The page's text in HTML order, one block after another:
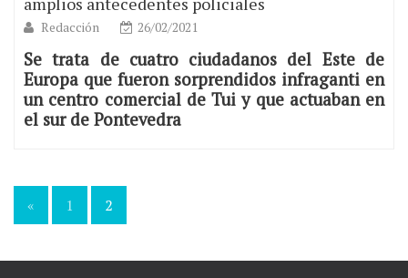
Redacción 26/02/2021
Se trata de cuatro ciudadanos del Este de
Europa que fueron sorprendidos infraganti en
un centro comercial de Tui y que actuaban en
el sur de Pontevedra
Navegación
de
« 1 2